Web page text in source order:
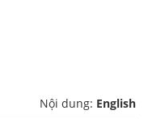
Nội dung: English